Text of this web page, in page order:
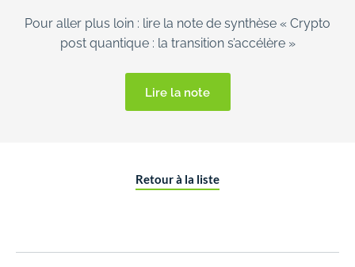
Pour aller plus loin : lire la note de synthèse « Crypto
post quantique : la transition s’accélère »
Lire la note
Retour à la liste